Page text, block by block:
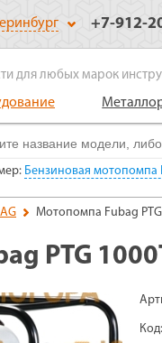
+7-912-
для любых марок
Бензиновая мотопомпа
Мотопомпа Fubag PTG
PTG